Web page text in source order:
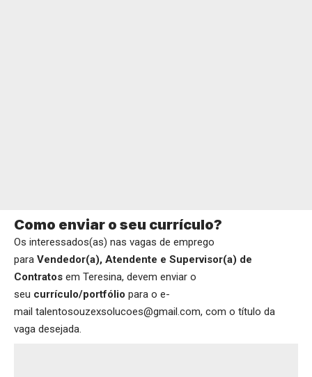
Como enviar o seu currículo?
Os interessados(as) nas vagas de emprego
para Vendedor(a), Atendente e Supervisor(a) de
Contratos em Teresina, devem enviar o
seu currículo/portfólio para o e-
mail talentosouzexsolucoes@gmail.com, com o título da
vaga desejada.